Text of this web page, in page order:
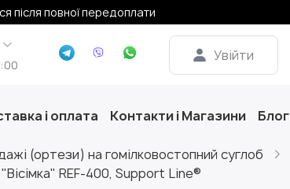
після повної передоплати
Увійти
і оплата Контакти і Магазини Блог
(ортези) на гомілковостопний суглоб
REF-400, Support Line®